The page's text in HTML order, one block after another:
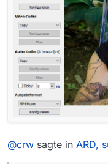
@crw sagte in ARD,